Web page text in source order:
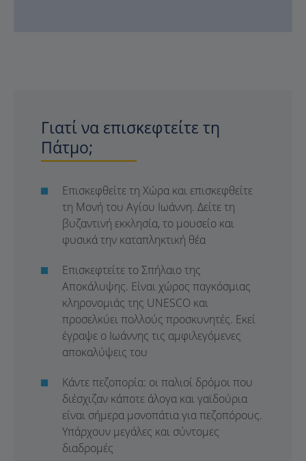
Γιατί να επισκεφτείτε τη
Πάτμο;
Επισκεφθείτε τη Χώρα και επισκεφθείτε
τη Μονή του Αγίου Ιωάννη. Δείτε τη
βυζαντινή εκκλησία, το μουσείο και
φυσικά την καταπληκτική θέα
Επισκεφτείτε το Σπήλαιο της
Αποκάλυψης. Είναι χώρος παγκόσμιας
κληρονομιάς της UNESCO και
προσελκύει πολλούς προσκυνητές. Εκεί
έγραψε ο Ιωάννης τις αμφιλεγόμενες
αποκαλύψεις του
Κάντε πεζοπορία: οι παλιοί δρόμοι που
διέσχιζαν κάποτε άλογα και γαϊδούρια
είναι σήμερα μονοπάτια για πεζοπόρους.
Υπάρχουν μεγάλες και σύντομες
διαδρομές